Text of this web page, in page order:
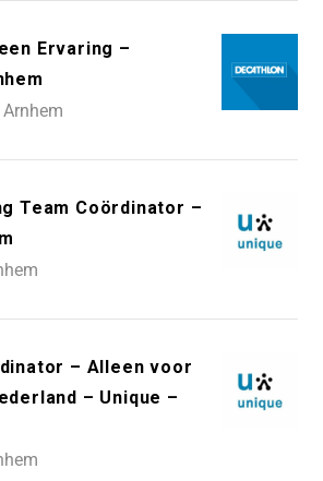
Ervaring –
Arnhem
Team Coördinator –
– Alleen voor
– Unique –